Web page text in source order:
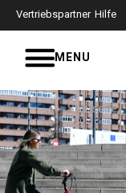
Vertriebspartner Hilfe
MENU
Startseite